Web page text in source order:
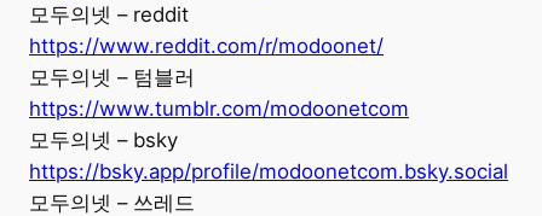
모두의넷 – reddit
https://www.reddit.com/r/modoonet/
모두의넷 – 텀블러
https://www.tumblr.com/modoonetcom
모두의넷 – bsky
https://bsky.app/profile/modoonetcom.bsky.social
모두의넷 – 쓰레드